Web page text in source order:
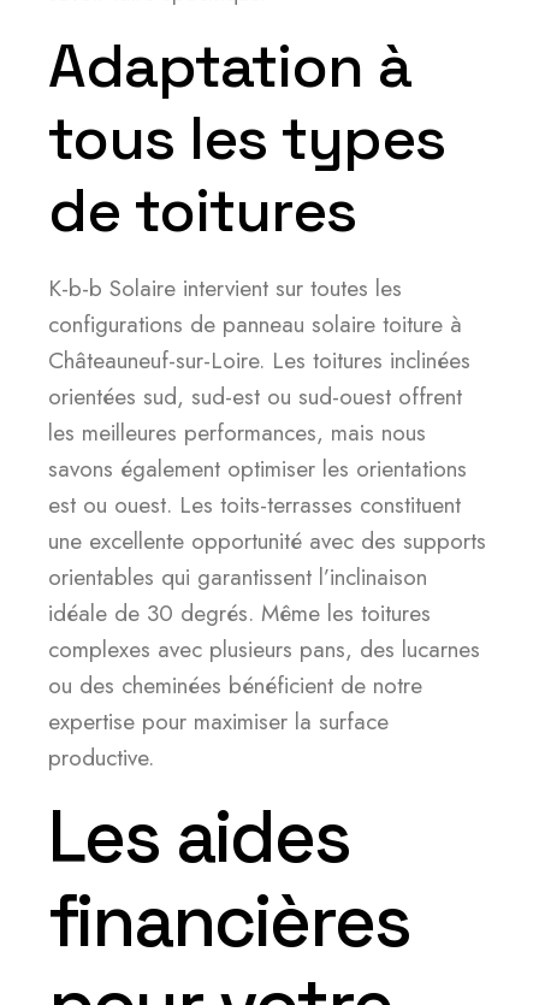
Adaptation à
tous les types
de toitures
K-b-b Solaire intervient sur toutes les
configurations de panneau solaire toiture à
Châteauneuf-sur-Loire. Les toitures inclinées
orientées sud, sud-est ou sud-ouest offrent
les meilleures performances, mais nous
savons également optimiser les orientations
est ou ouest. Les toits-terrasses constituent
une excellente opportunité avec des supports
orientables qui garantissent l’inclinaison
idéale de 30 degrés. Même les toitures
complexes avec plusieurs pans, des lucarnes
ou des cheminées bénéficient de notre
expertise pour maximiser la surface
productive.
Les aides
financières